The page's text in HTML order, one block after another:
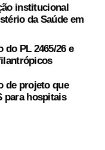
institucional
da Saúde em
do PL 2465/26 e
de projeto que
para hospitais